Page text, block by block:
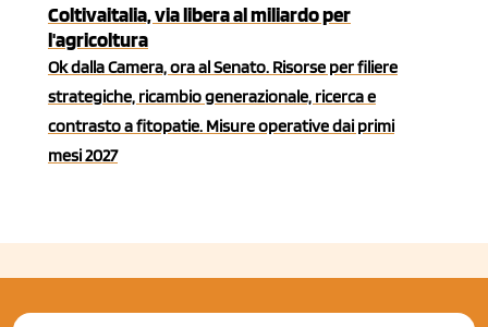
Coltivaitalia, via libera al miliardo per
l'agricoltura
Ok dalla Camera, ora al Senato. Risorse per filiere
strategiche, ricambio generazionale, ricerca e
contrasto a fitopatie. Misure operative dai primi
mesi 2027